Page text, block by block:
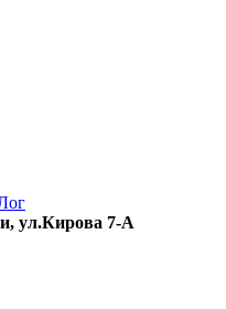
ул.Кирова 7-А